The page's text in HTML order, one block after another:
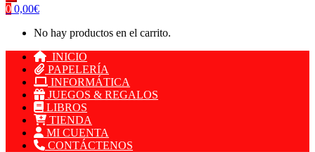
0 0,00€
No hay productos en el carrito.
INICIO
PAPELERÍA
INFORMÁTICA
JUEGOS & REGALOS
LIBROS
TIENDA
MI CUENTA
CONTÁCTENOS